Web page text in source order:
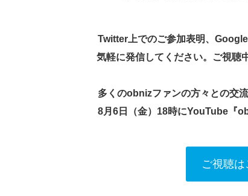
Twitter上でのご参加表明、
気軽に発信してください。ご視聴
多くのobnizファンの方々との交
8月6日（金）18時にYouTube『
ご視聴は